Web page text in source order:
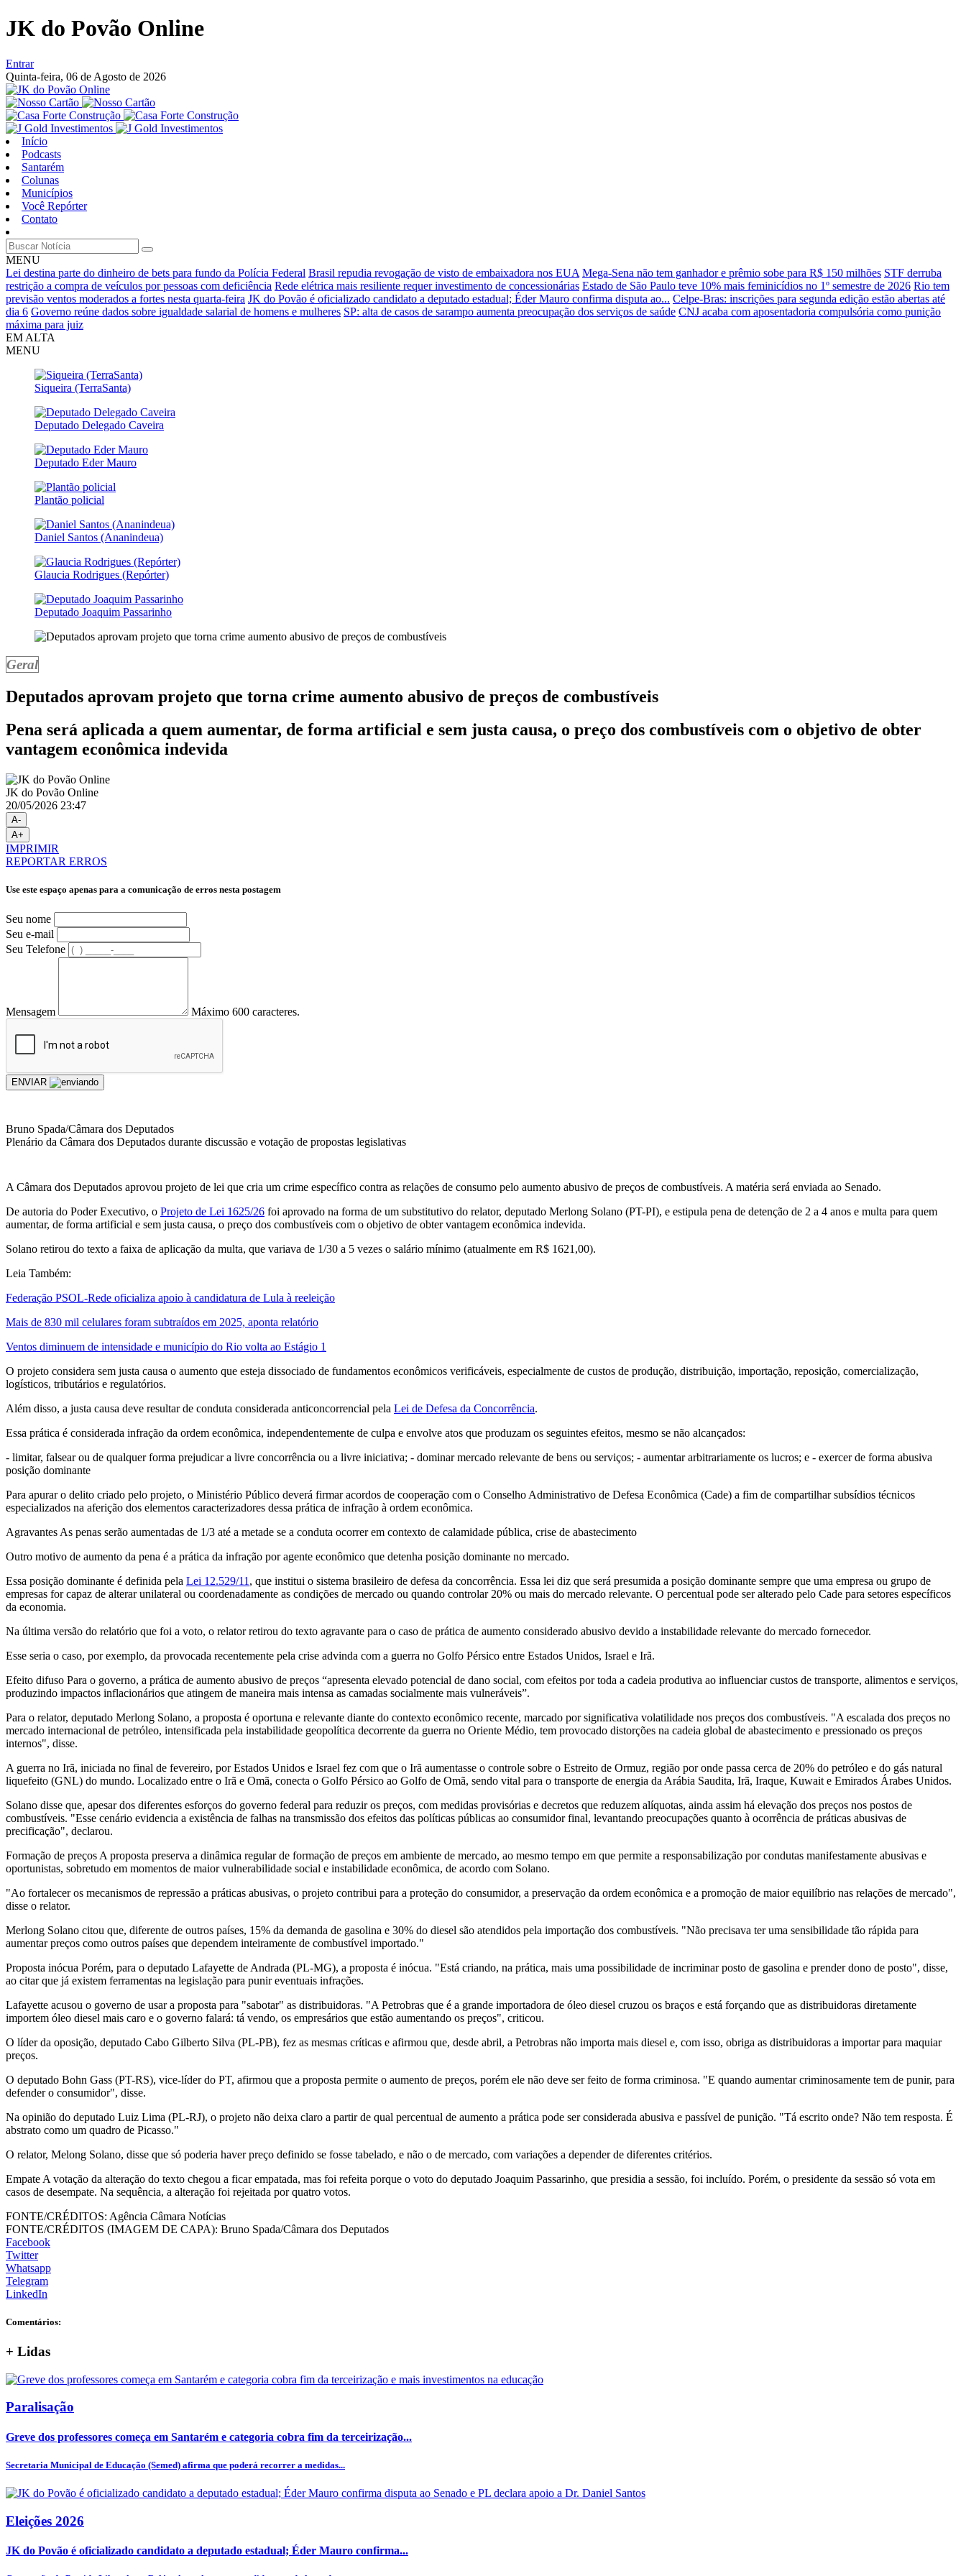
JK do Povão Online
Entrar
Quinta-feira, 06 de Agosto de 2026
Início
Podcasts
Santarém
Colunas
Municípios
Você Repórter
Contato
MENU
Lei destina parte do dinheiro de bets para fundo da Polícia Federal Brasil repudia revogação de visto de embaixadora nos EUA Mega-Sena não tem ganhador e prêmio sobe para R$ 150 milhões STF derruba
restrição a compra de veículos por pessoas com deficiência Rede elétrica mais resiliente requer investimento de concessionárias Estado de São Paulo teve 10% mais feminicídios no 1º semestre de 2026 Rio tem
previsão ventos moderados a fortes nesta quarta-feira JK do Povão é oficializado candidato a deputado estadual; Éder Mauro confirma disputa ao... Celpe-Bras: inscrições para segunda edição estão abertas até
dia 6 Governo reúne dados sobre igualdade salarial de homens e mulheres SP: alta de casos de sarampo aumenta preocupação dos serviços de saúde CNJ acaba com aposentadoria compulsória como punição
máxima para juiz
EM ALTA
MENU
Siqueira (TerraSanta)
Deputado Delegado Caveira
Deputado Eder Mauro
Plantão policial
Daniel Santos (Ananindeua)
Glaucia Rodrigues (Repórter)
Deputado Joaquim Passarinho
Geral
Deputados aprovam projeto que torna crime aumento abusivo de preços de combustíveis
Pena será aplicada a quem aumentar, de forma artificial e sem justa causa, o preço dos combustíveis com o objetivo de obter
vantagem econômica indevida
JK do Povão Online
20/05/2026 23:47
A-
A+
IMPRIMIR
REPORTAR ERROS
Use este espaço apenas para a comunicação de erros nesta postagem
Seu nome
Seu e-mail
Seu Telefone
Mensagem Máximo 600 caracteres.
ENVIAR
Bruno Spada/Câmara dos Deputados
Plenário da Câmara dos Deputados durante discussão e votação de propostas legislativas
A Câmara dos Deputados aprovou projeto de lei que cria um crime específico contra as relações de consumo pelo aumento abusivo de preços de combustíveis. A matéria será enviada ao Senado.
De autoria do Poder Executivo, o Projeto de Lei 1625/26 foi aprovado na forma de um substitutivo do relator, deputado Merlong Solano (PT-PI), e estipula pena de detenção de 2 a 4 anos e multa para quem
aumentar, de forma artificial e sem justa causa, o preço dos combustíveis com o objetivo de obter vantagem econômica indevida.
Solano retirou do texto a faixa de aplicação da multa, que variava de 1/30 a 5 vezes o salário mínimo (atualmente em R$ 1621,00).
Leia Também:
Federação PSOL-Rede oficializa apoio à candidatura de Lula à reeleição
Mais de 830 mil celulares foram subtraídos em 2025, aponta relatório
Ventos diminuem de intensidade e município do Rio volta ao Estágio 1
O projeto considera sem justa causa o aumento que esteja dissociado de fundamentos econômicos verificáveis, especialmente de custos de produção, distribuição, importação, reposição, comercialização,
logísticos, tributários e regulatórios.
Além disso, a justa causa deve resultar de conduta considerada anticoncorrencial pela Lei de Defesa da Concorrência.
Essa prática é considerada infração da ordem econômica, independentemente de culpa e envolve atos que produzam os seguintes efeitos, mesmo se não alcançados:
- limitar, falsear ou de qualquer forma prejudicar a livre concorrência ou a livre iniciativa; - dominar mercado relevante de bens ou serviços; - aumentar arbitrariamente os lucros; e - exercer de forma abusiva
posição dominante
Para apurar o delito criado pelo projeto, o Ministério Público deverá firmar acordos de cooperação com o Conselho Administrativo de Defesa Econômica (Cade) a fim de compartilhar subsídios técnicos
especializados na aferição dos elementos caracterizadores dessa prática de infração à ordem econômica.
Agravantes As penas serão aumentadas de 1/3 até a metade se a conduta ocorrer em contexto de calamidade pública, crise de abastecimento
Outro motivo de aumento da pena é a prática da infração por agente econômico que detenha posição dominante no mercado.
Essa posição dominante é definida pela Lei 12.529/11 , que institui o sistema brasileiro de defesa da concorrência. Essa lei diz que será presumida a posição dominante sempre que uma empresa ou grupo de
empresas for capaz de alterar unilateral ou coordenadamente as condições de mercado ou quando controlar 20% ou mais do mercado relevante. O percentual pode ser alterado pelo Cade para setores específicos
da economia.
Na última versão do relatório que foi a voto, o relator retirou do texto agravante para o caso de prática de aumento considerado abusivo devido a instabilidade relevante do mercado fornecedor.
Esse seria o caso, por exemplo, da provocada recentemente pela crise advinda com a guerra no Golfo Pérsico entre Estados Unidos, Israel e Irã.
Efeito difuso Para o governo, a prática de aumento abusivo de preços “apresenta elevado potencial de dano social, com efeitos por toda a cadeia produtiva ao influenciar custos de transporte, alimentos e serviços,
produzindo impactos inflacionários que atingem de maneira mais intensa as camadas socialmente mais vulneráveis”.
Para o relator, deputado Merlong Solano, a proposta é oportuna e relevante diante do contexto econômico recente, marcado por significativa volatilidade nos preços dos combustíveis. "A escalada dos preços no
mercado internacional de petróleo, intensificada pela instabilidade geopolítica decorrente da guerra no Oriente Médio, tem provocado distorções na cadeia global de abastecimento e pressionado os preços
internos", disse.
A guerra no Irã, iniciada no final de fevereiro, por Estados Unidos e Israel fez com que o Irã aumentasse o controle sobre o Estreito de Ormuz, região por onde passa cerca de 20% do petróleo e do gás natural
liquefeito (GNL) do mundo. Localizado entre o Irã e Omã, conecta o Golfo Pérsico ao Golfo de Omã, sendo vital para o transporte de energia da Arábia Saudita, Irã, Iraque, Kuwait e Emirados Árabes Unidos.
Solano disse que, apesar dos diferentes esforços do governo federal para reduzir os preços, com medidas provisórias e decretos que reduzem alíquotas, ainda assim há elevação dos preços nos postos de
combustíveis. "Esse cenário evidencia a existência de falhas na transmissão dos efeitos das políticas públicas ao consumidor final, levantando preocupações quanto à ocorrência de práticas abusivas de
precificação", declarou.
Formação de preços A proposta preserva a dinâmica regular de formação de preços em ambiente de mercado, ao mesmo tempo em que permite a responsabilização por condutas manifestamente abusivas e
oportunistas, sobretudo em momentos de maior vulnerabilidade social e instabilidade econômica, de acordo com Solano.
"Ao fortalecer os mecanismos de repressão a práticas abusivas, o projeto contribui para a proteção do consumidor, a preservação da ordem econômica e a promoção de maior equilíbrio nas relações de mercado",
disse o relator.
Merlong Solano citou que, diferente de outros países, 15% da demanda de gasolina e 30% do diesel são atendidos pela importação dos combustíveis. "Não precisava ter uma sensibilidade tão rápida para
aumentar preços como outros países que dependem inteiramente de combustível importado."
Proposta inócua Porém, para o deputado Lafayette de Andrada (PL-MG), a proposta é inócua. "Está criando, na prática, mais uma possibilidade de incriminar posto de gasolina e prender dono de posto", disse,
ao citar que já existem ferramentas na legislação para punir eventuais infrações.
Lafayette acusou o governo de usar a proposta para "sabotar" as distribuidoras. "A Petrobras que é a grande importadora de óleo diesel cruzou os braços e está forçando que as distribuidoras diretamente
importem óleo diesel mais caro e o governo falará: tá vendo, os empresários que estão aumentando os preços", criticou.
O líder da oposição, deputado Cabo Gilberto Silva (PL-PB), fez as mesmas críticas e afirmou que, desde abril, a Petrobras não importa mais diesel e, com isso, obriga as distribuidoras a importar para maquiar
preços.
O deputado Bohn Gass (PT-RS), vice-líder do PT, afirmou que a proposta permite o aumento de preços, porém ele não deve ser feito de forma criminosa. "E quando aumentar criminosamente tem de punir, para
defender o consumidor", disse.
Na opinião do deputado Luiz Lima (PL-RJ), o projeto não deixa claro a partir de qual percentual de aumento a prática pode ser considerada abusiva e passível de punição. "Tá escrito onde? Não tem resposta. É
abstrato como um quadro de Picasso."
O relator, Melong Solano, disse que só poderia haver preço definido se fosse tabelado, e não o de mercado, com variações a depender de diferentes critérios.
Empate A votação da alteração do texto chegou a ficar empatada, mas foi refeita porque o voto do deputado Joaquim Passarinho, que presidia a sessão, foi incluído. Porém, o presidente da sessão só vota em
casos de desempate. Na sequência, a alteração foi rejeitada por quatro votos.
FONTE/CRÉDITOS: Agência Câmara Notícias
FONTE/CRÉDITOS (IMAGEM DE CAPA): Bruno Spada/Câmara dos Deputados
Facebook
Twitter
Whatsapp
Telegram
LinkedIn
Comentários:
+ Lidas
Paralisação
Greve dos professores começa em Santarém e categoria cobra fim da terceirização...
Secretaria Municipal de Educação (Semed) afirma que poderá recorrer a medidas...
Eleições 2026
JK do Povão é oficializado candidato a deputado estadual; Éder Mauro confirma...